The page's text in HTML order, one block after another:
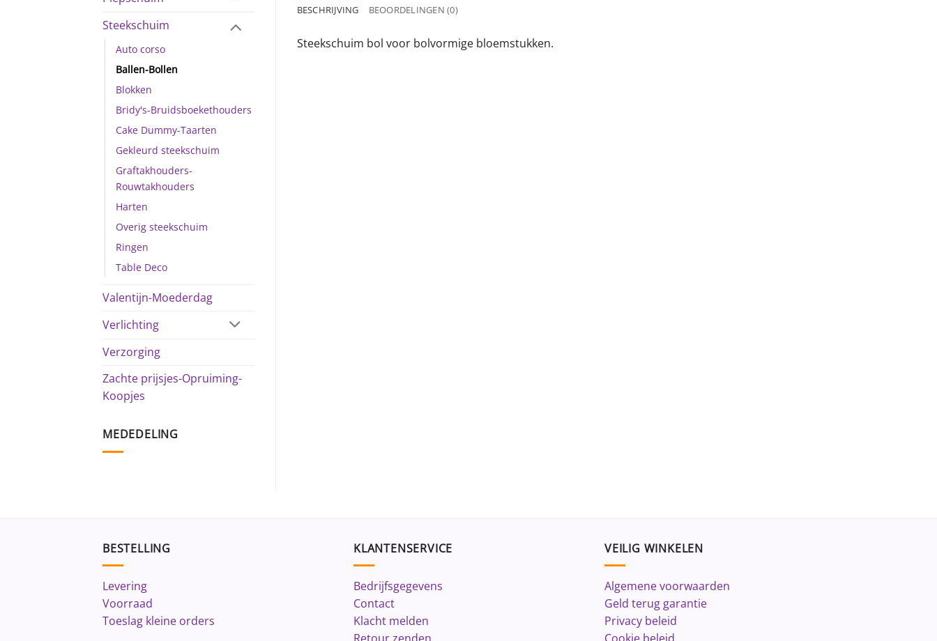
Steekschuim
Auto corso
Ballen-Bollen
Blokken
Bridy's-Bruidsboekethouders
Cake Dummy-Taarten
Gekleurd steekschuim
Graftakhouders-
Rouwtakhouders
Harten
Overig steekschuim
Ringen
Table Deco
Valentijn-Moederdag
Verlichting
Verzorging
Zachte prijsjes-Opruiming-
Koopjes
MEDEDELING
BESCHRIJVING BEOORDELINGEN (0)
Steekschuim bol voor bolvormige bloemstukken.
BESTELLING
Levering
Voorraad
Toeslag kleine orders
KLANTENSERVICE
Bedrijfsgegevens
Contact
Klacht melden
VEILIG WINKELEN
Algemene voorwaarden
Geld terug garantie
Privacy beleid